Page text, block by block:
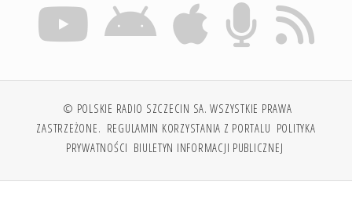
© POLSKIE RADIO SZCZECIN SA. WSZYSTKIE PRAWA
ZASTRZEŻONE. REGULAMIN KORZYSTANIA Z PORTALU POLITYKA
PRYWATNOŚCI BIULETYN INFORMACJI PUBLICZNEJ